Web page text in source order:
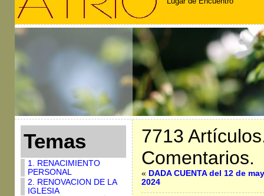
Temas
1. RENACIMIENTO
PERSONAL
2. RENOVACION DE LA
IGLESIA
7713
Comentarios.
« DADA CUENTA del 12 de
2024